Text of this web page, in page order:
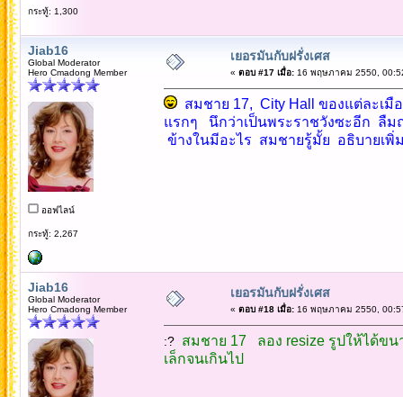
กระทู้: 1,300
Jiab16
Global Moderator
Hero Cmadong Member
ออฟไลน์
กระทู้: 2,267
เยอรมันกับฝรั่งเศส
« ตอบ #17 เมื่อ:16 พฤษภาคม 2550,
สมชาย 17, City Hall ของแต่ละเ
แรกๆ นึกว่าเป็นพระราชวังซะอีก ลืม
ข้างในมีอะไร สมชายรู้มั้ย อธิบายเพิ่
Jiab16
Global Moderator
Hero Cmadong Member
เยอรมันกับฝรั่งเศส
« ตอบ #18 เมื่อ:16 พฤษภาคม 2550,
:? สมชาย 17 ลอง resize รูปให้ได้ขน
เล็กจนเกินไป